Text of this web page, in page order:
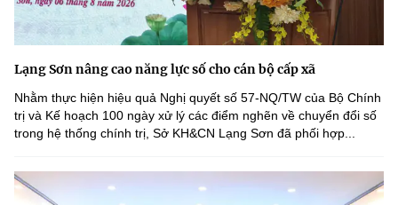
Lạng Sơn nâng cao năng lực số cho cán bộ cấp xã
Nhằm thực hiện hiệu quả Nghị quyết số 57-NQ/TW của Bộ Chính
trị và Kế hoạch 100 ngày xử lý các điểm nghẽn về chuyển đổi số
trong hệ thống chính trị, Sở KH&CN Lạng Sơn đã phối hợp...